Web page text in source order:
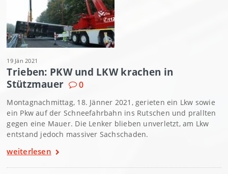
19 Jän 2021
Trieben: PKW und LKW krachen in
Stützmauer
0
Montagnachmittag, 18. Jänner 2021, gerieten ein Lkw sowie
ein Pkw auf der Schneefahrbahn ins Rutschen und prallten
gegen eine Mauer. Die Lenker blieben unverletzt, am Lkw
entstand jedoch massiver Sachschaden.
weiterlesen